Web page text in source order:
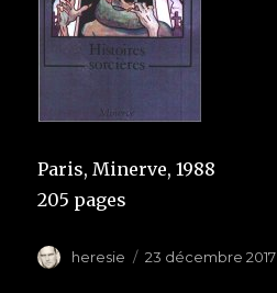
Paris, Minerve, 1988
205 pages
Auteur
heresie
Publié
23 décembre 2017